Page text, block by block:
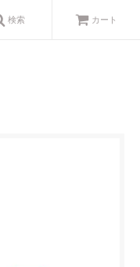
検索 カート